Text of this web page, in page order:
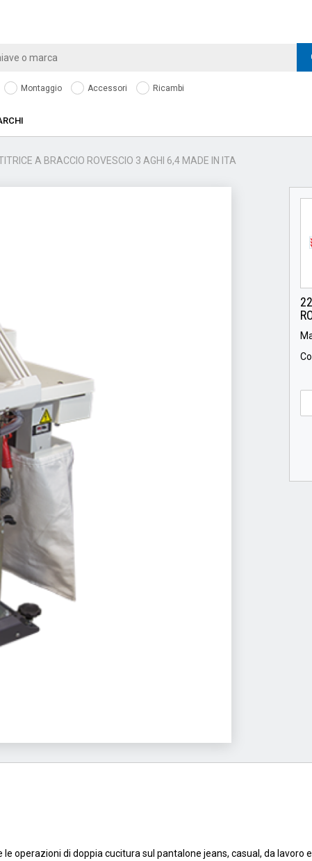
Montaggio Accessori Ricambi
A BRACCIO ROVESCIO 3 AGHI 6,4 MADE IN ITA
operazioni di doppia cucitura sul pantalone jeans, casual, da